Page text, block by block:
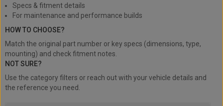
Specs & fitment details
For maintenance and performance builds
HOW TO CHOOSE?
Match the original part number or key specs (dimensions, type,
mounting) and check fitment notes.
NOT SURE?
Use the category filters or reach out with your vehicle details and
the reference you need.